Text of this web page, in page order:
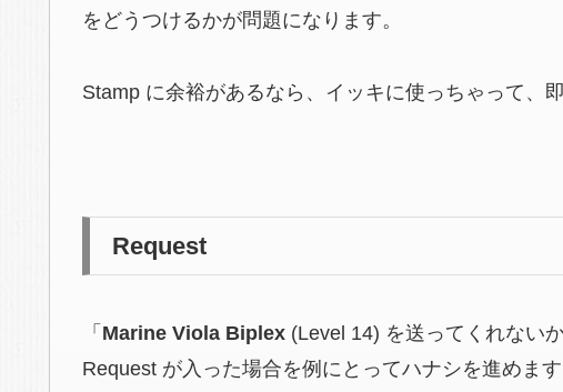
をどうつけるかが問題になります。
Stamp に余裕があるなら、イッキに使っちゃって、
Request
「 Marine Viola Biplex (Level 14) を送ってくれない
Request が入った場合を例にとってハナシを進めます